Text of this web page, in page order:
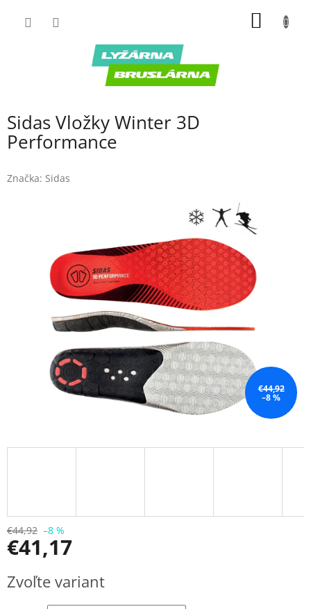
Sidas Vložky Winter 3D
Performance
Značka: Sidas
€44,92
–8 %
€44,92 –8 %
€41,17
cena:
Zvoľte variant